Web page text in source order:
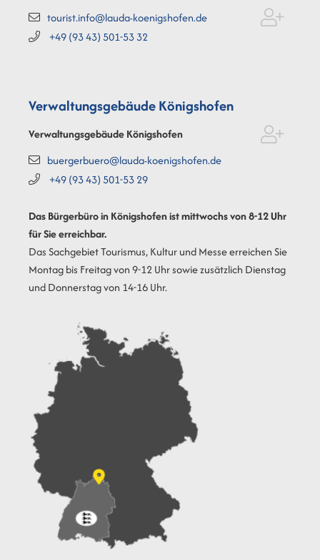
tourist.info@lauda-koenigshofen.de
+49 (9343) 501-5332
Verwaltungsgebäude Königshofen
Verwaltungsgebäude Königshofen
buergerbuero@lauda-koenigshofen.de
+49 (9343) 501-5329
Das Bürgerbüro in Königshofen ist mittwochs von 8-12 Uhr
für Sie erreichbar.
Das Sachgebiet Tourismus, Kultur und Messe erreichen Sie
Montag bis Freitag von 9-12 Uhr sowie zusätzlich Dienstag
und Donnerstag von 14-16 Uhr.